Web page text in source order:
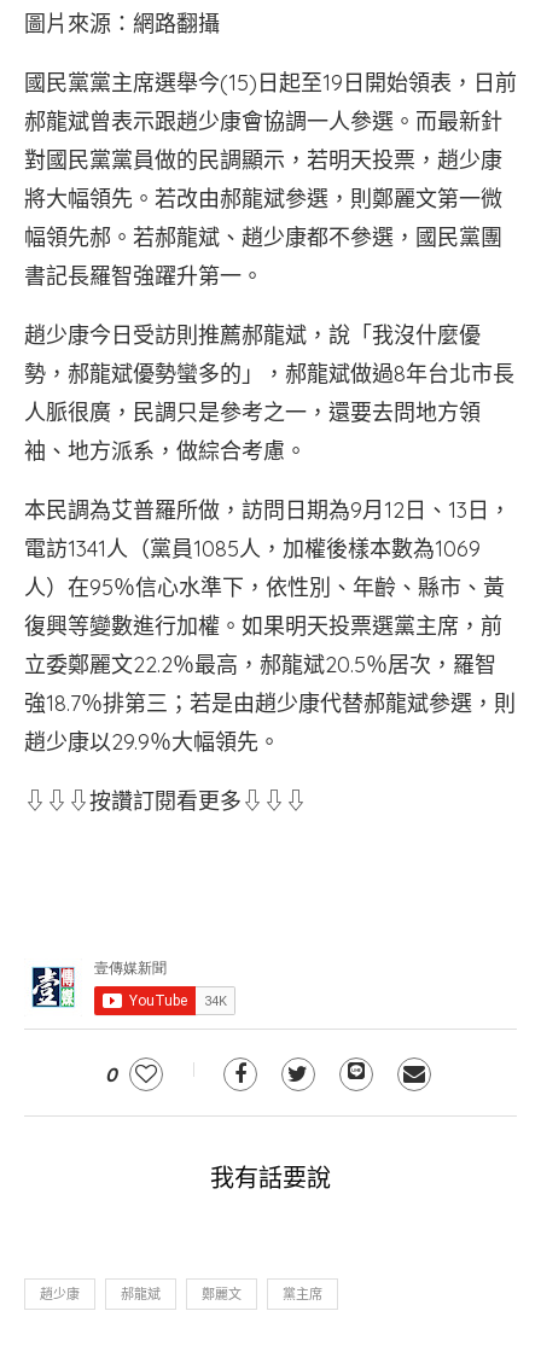
圖片來源：網路翻攝
國民黨黨主席選舉今(15)日起至19日開始領表，日前
郝龍斌曾表示跟趙少康會協調一人參選。而最新針
對國民黨黨員做的民調顯示，若明天投票，趙少康
將大幅領先。若改由郝龍斌參選，則鄭麗文第一微
幅領先郝。若郝龍斌、趙少康都不參選，國民黨團
書記長羅智強躍升第一。
趙少康今日受訪則推薦郝龍斌，說「我沒什麼優
勢，郝龍斌優勢蠻多的」，郝龍斌做過8年台北市長
人脈很廣，民調只是參考之一，還要去問地方領
袖、地方派系，做綜合考慮。
本民調為艾普羅所做，訪問日期為9月12日、13日，
電訪1341人（黨員1085人，加權後樣本數為1069
人）在95％信心水準下，依性別、年齡、縣市、黃
復興等變數進行加權。如果明天投票選黨主席，前
立委鄭麗文22.2％最高，郝龍斌20.5％居次，羅智
強18.7％排第三；若是由趙少康代替郝龍斌參選，則
趙少康以29.9％大幅領先。
⇩⇩⇩按讚訂閱看更多⇩⇩⇩
0
我有話要說
趙少康 郝龍斌 鄭麗文 黨主席